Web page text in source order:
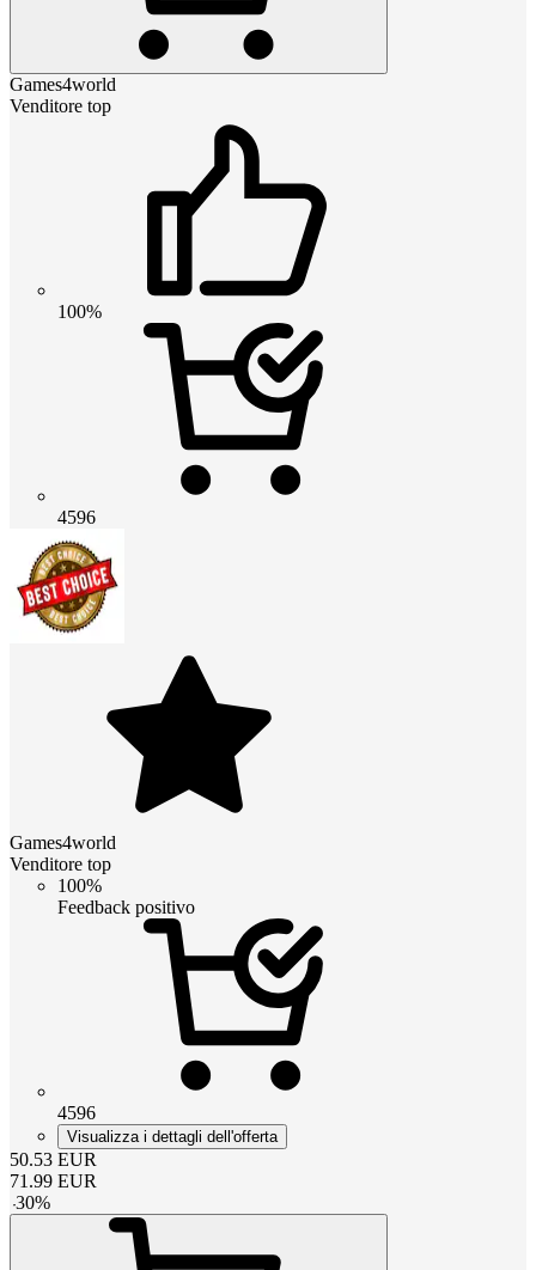
Games4world
Venditore top
100%
4596
Games4world
Venditore top
100%
Feedback positivo
4596
Visualizza i dettagli dell'offerta
50.53 EUR
71.99 EUR
-30%